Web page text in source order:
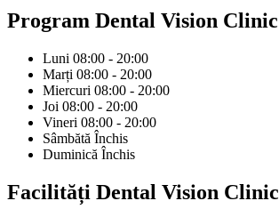
Program Dental Vision Clinic
Luni 08:00 - 20:00
Marți 08:00 - 20:00
Miercuri 08:00 - 20:00
Joi 08:00 - 20:00
Vineri 08:00 - 20:00
Sâmbătă Închis
Duminică Închis
Facilități Dental Vision Clinic